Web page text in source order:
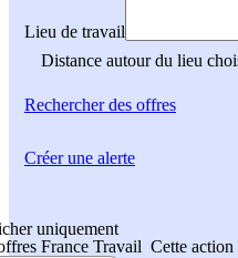
Lieu de travail
Distance autour du lieu
Rechercherdes offres
uniquement
France Travail Cette action
Créer une alerte